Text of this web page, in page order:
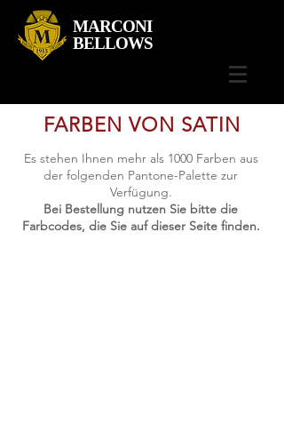
MARCONI
BELLOWS
FARBEN VON SATIN
Es stehen Ihnen mehr als 1000 Farben aus
der folgenden Pantone-Palette zur
Verfügung.
Bei Bestellung nutzen Sie bitte die
Farbcodes, die Sie auf dieser Seite finden.